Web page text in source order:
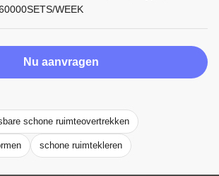
WEEK
Nu aanvragen
schone ruimteovertrekken
schone ruimtekleren